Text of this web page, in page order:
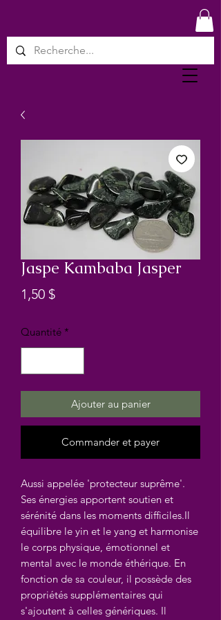
Jaspe Kambaba Jasper
1,50 $Prix
Quantité *
Ajouter au panier
Commander et payer
Aussi appelée 'protecteur suprême'.
Ses énergies apportent soutien et
sérénité dans les moments difficiles.Il
équilibre le yin et le yang et harmonise
le corps physique, émotionnel et
mental avec le monde éthérique. En
fonction de sa couleur, il possède des
propriétés supplémentaires qui
s'ajoutent à celles génériques. Il